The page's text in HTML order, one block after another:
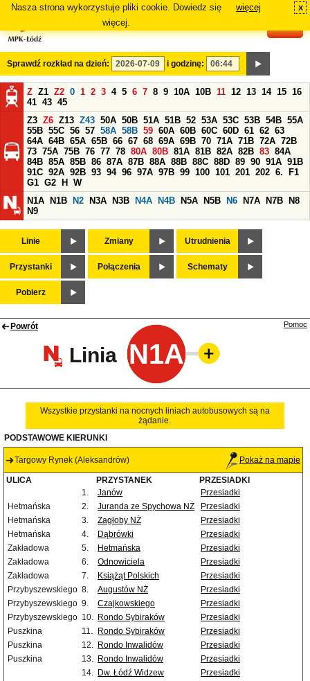
Nasza strona wykorzystuje pliki cookie. Dowiedz się
więcej.
więcej x
Sprawdź rozkład na dzień: i godzinę:
Z Z1 Z2 0 1 2 3 4 5 6 7 8 9 10A 10B 11 12 13 14 15 16
41 43 45
Z3 Z6 Z13 Z43 50A 50B 51A 51B 52 53A 53C 53B 54B 55A
55B 55C 56 57 58A 58B 59 60A 60B 60C 60D 61 62 63
64A 64B 65A 65B 66 67 68 69A 69B 70 71A 71B 72A 72B
73 75A 75B 76 77 78 80A 80B 81A 81B 82A 82B 83 84A
84B 85A 85B 86 87A 87B 88A 88B 88C 88D 89 90 91A 91B
91C 92A 92B 93 94 96 97A 97B 99 100 101 201 202 6.
F1
G1 G2 H
W
N1A
N1B N2 N3A N3B N4A N4B N5A N5B N6 N7A N7B
N8
N9
Linie Zmiany Utrudnienia
Przystanki Połączenia Schematy
Pobierz
Powrót
Linia N1A
Pomoc
Wszystkie przystanki na nocnych liniach autobusowych są na
żądanie.
PODSTAWOWE KIERUNKI
Targowy Rynek (Aleksandrów) Pokaż na mapie
ULICA PRZYSTANEK
PRZESIADKI
1.
Janów
Przesiadki
Hetmańska
2. Juranda ze Spychowa NŻ
Przesiadki
Hetmańska
3. Zagłoby NŻ
Przesiadki
Hetmańska
4. Dąbrówki
Przesiadki
Zakładowa
5. Hetmańska
Przesiadki
Zakładowa
6. Odnowiciela
Przesiadki
Zakładowa
7. Książąt Polskich
Przesiadki
Przybyszewskiego 8. Augustów NŻ
Przesiadki
Przybyszewskiego 9. Czajkowskiego
Przesiadki
Przybyszewskiego 10. Rondo Sybiraków
Przesiadki
Puszkina
11. Rondo Sybiraków
Przesiadki
Puszkina
12. Rondo Inwalidów
Przesiadki
Puszkina
13. Rondo Inwalidów
Przesiadki
14. Dw. Łódź Widzew
Przesiadki